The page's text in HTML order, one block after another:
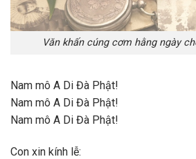
Văn khấn cúng cơm hằng ngày
Nam mô A Di Đà Phật!
Nam mô A Di Đà Phật!
Nam mô A Di Đà Phật!
Con xin kính lễ: